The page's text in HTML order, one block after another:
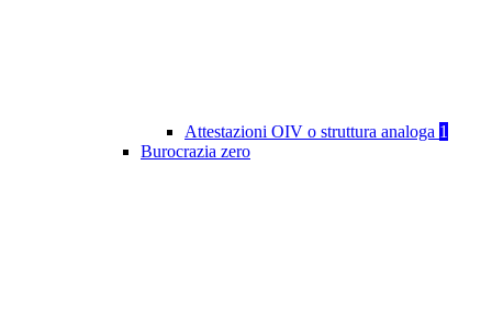
Attestazioni OIV o struttura analoga 1
Burocrazia zero